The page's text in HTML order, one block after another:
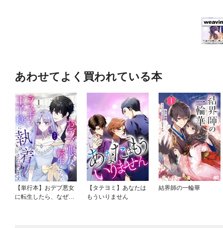
あわせてよく買われている本
【単行本】おデブ悪女
に転生したら、なぜか
【タテヨミ】あなたは
もういりません
結界師の一輪華